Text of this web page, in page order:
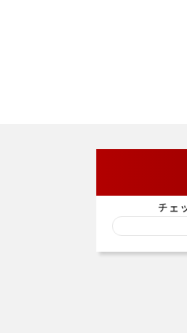
チェ